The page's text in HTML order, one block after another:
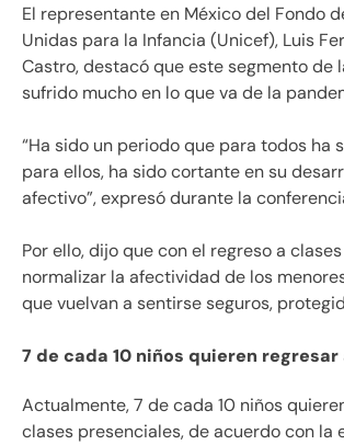
El representante en México del Fondo
Unidas para la Infancia (Unicef), Luis
Castro, destacó que este segmento de
sufrido mucho en lo que va de la
“Ha sido un periodo que para todos ha
para ellos, ha sido cortante en su
afectivo”, expresó durante la
Por ello, dijo que con el regreso a
normalizar la afectividad de los
que vuelvan a sentirse seguros,
7 de cada 10 niños quieren regresar
Actualmente, 7 de cada 10 niños
clases presenciales, de acuerdo con la